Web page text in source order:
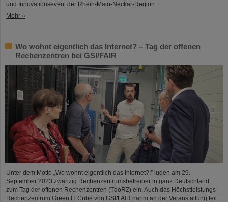
und Innovationsevent der Rhein-Main-Neckar-Region.
Mehr »
Wo wohnt eigentlich das Internet? – Tag der offenen
Rechenzentren bei GSI/FAIR
Unter dem Motto „Wo wohnt eigentlich das Internet?!” luden am 29.
September 2023 zwanzig Rechenzentrumsbetreiber in ganz Deutschland
zum Tag der offenen Rechenzentren (TdoRZ) ein. Auch das Höchstleistungs-
Rechenzentrum Green IT Cube von GSI/FAIR nahm an der Veranstaltung teil